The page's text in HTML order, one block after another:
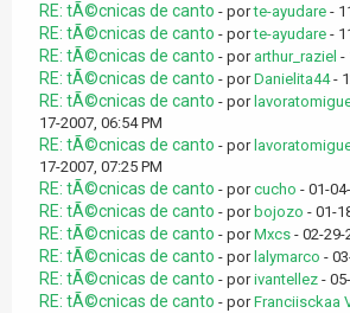
RE: tÃ©cnicas de canto - porte-ayudare -
RE: tÃ©cnicas de canto - porte-ayudare -
RE: tÃ©cnicas de canto - por arthur_raziel -
RE: tÃ©cnicas de canto - porDanielita44-
RE: tÃ©cnicas de canto - por
17-2007, 06:54 PM
RE: tÃ©cnicas de canto - por
17-2007, 07:25 PM
RE: tÃ©cnicas de canto - porcucho - 01-
RE: tÃ©cnicas de canto - por bojozo - 01-
RE: tÃ©cnicas de canto - porMxcs - 02-29-
RE: tÃ©cnicas de canto - por lalymarco -
RE: tÃ©cnicas de canto - porivantellez -
RE: tÃ©cnicas de canto - porFranciisckaa